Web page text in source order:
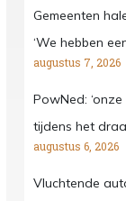
Gemeenten
‘We hebben
augustus 7, 2026
PowNed:
tijdens het
augustus 6, 2026
Vluchtende